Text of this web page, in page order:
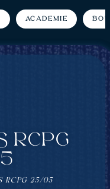
Académie
RCPG
RCPG 25/05